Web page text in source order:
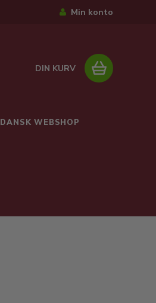
Min konto
DIN KURV
DANSK WEBSHOP